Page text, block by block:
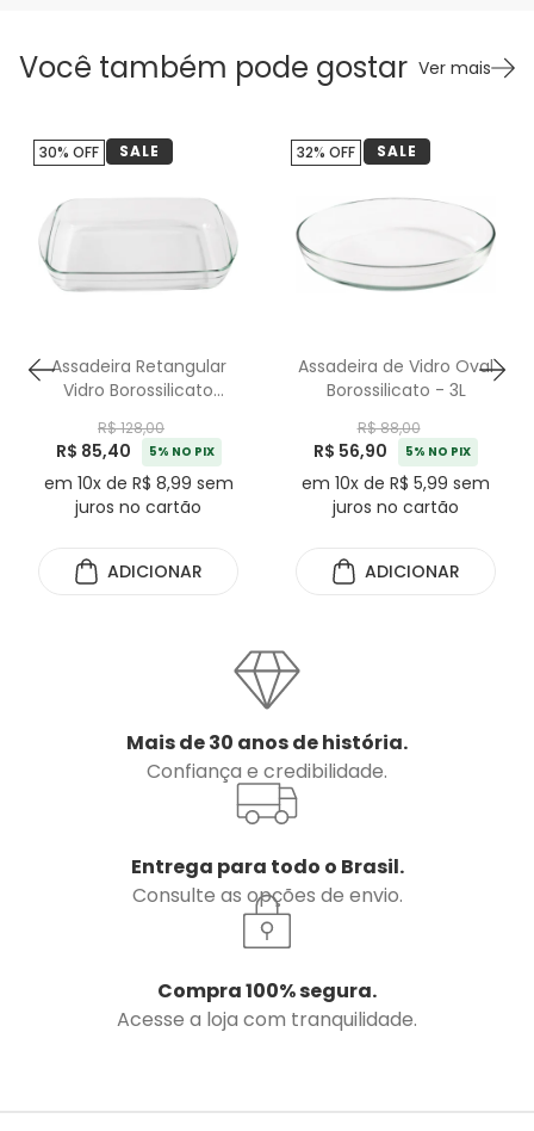
Você também pode gostar Ver mais
Assadeira Retangular
Vidro Borossilicato
R$ 128,00
R$ 85,40 5% NO PIX
em 10x de R$ 8,99 sem
juros no cartão
30% OFF SALE
ADICIONAR
Assadeira de Vidro Oval
Borossilicato - 3L
R$ 88,00
R$ 56,90 5% NO PIX
em 10x de R$ 5,99 sem
juros no cartão
32% OFF SALE
ADICIONAR
Mais de 30 anos de história.
Confiança e credibilidade.
Entrega para todo o Brasil.
Consulte as opções de envio.
Compra 100% segura.
Acesse a loja com tranquilidade.